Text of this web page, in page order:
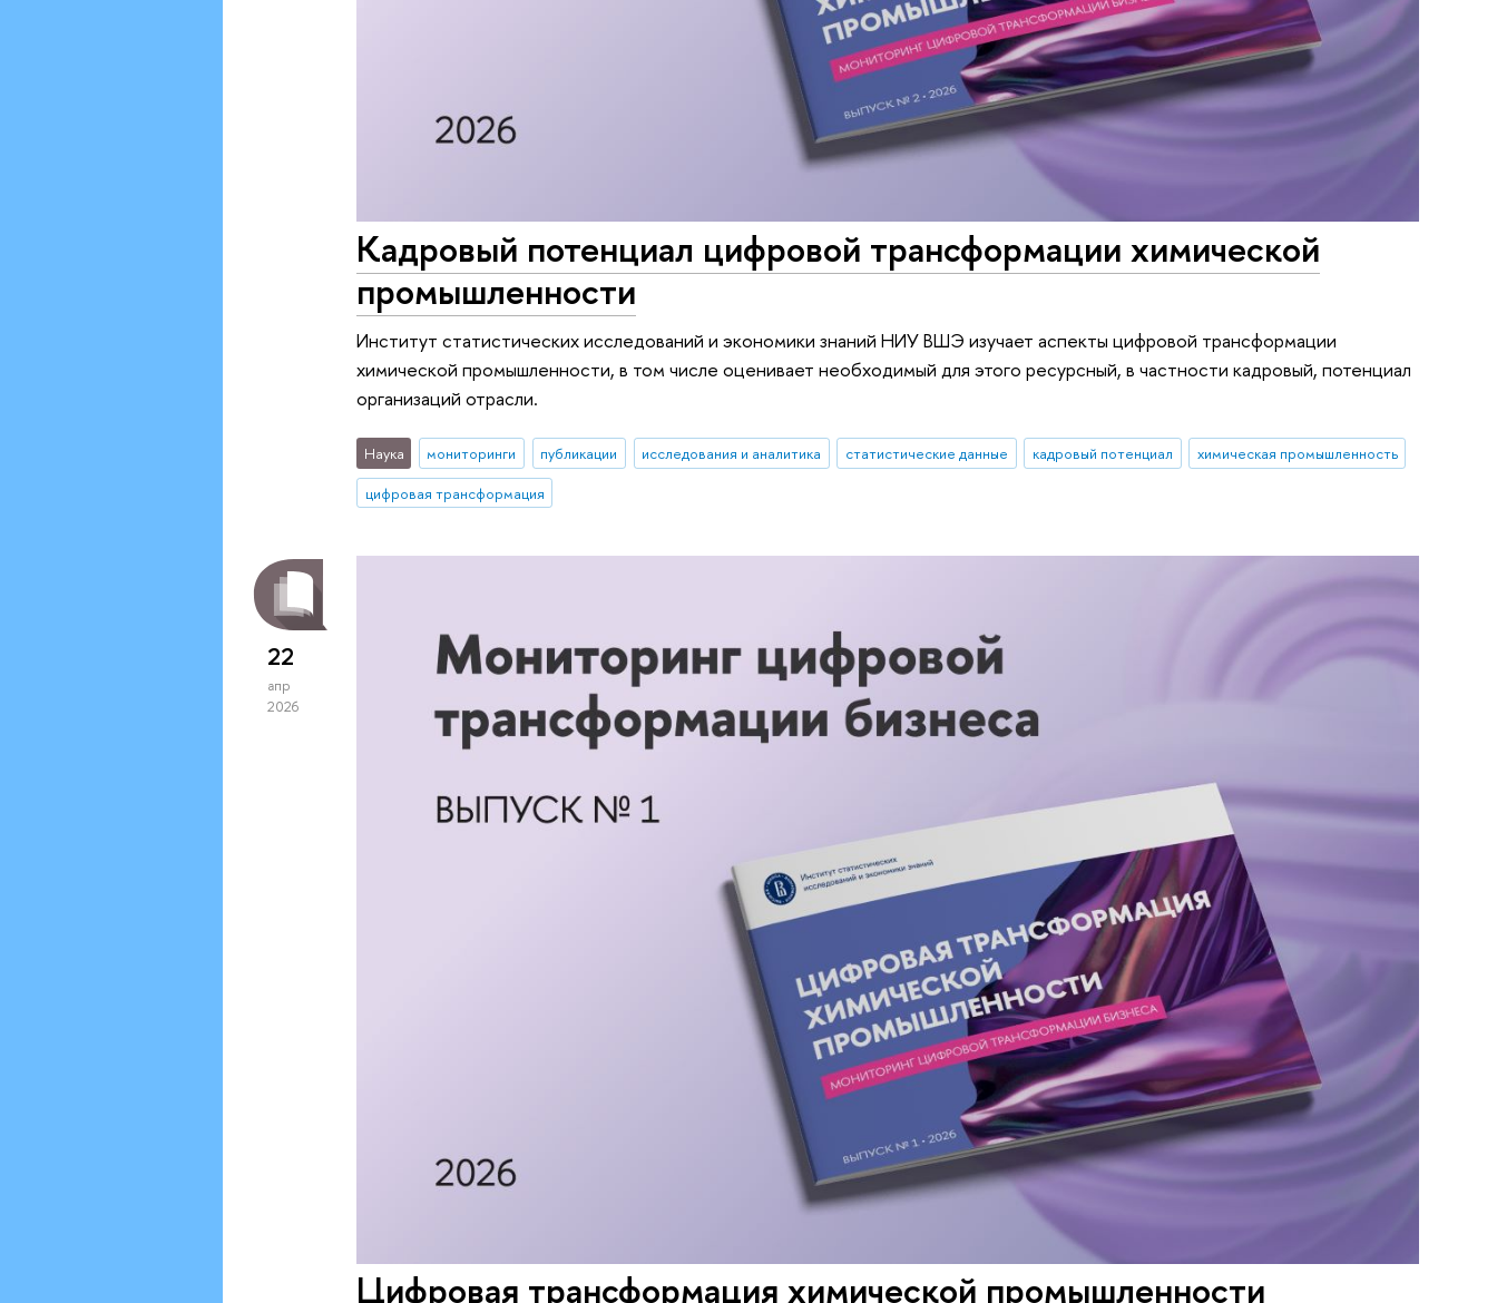
Кадровый потенциал цифровой трансформации химической
промышленности
Институт статистических исследований и экономики знаний НИУ ВШЭ изучает аспекты цифровой трансформации
химической промышленности, в том числе оценивает необходимый для этого ресурсный, в частности кадровый, потенциал
организаций отрасли.
Наука мониторинги публикации исследования и аналитика статистические данные кадровый потенциал
химическая промышленность
цифровая трансформация
22
апр
2026
Цифровая трансформация химической промышленности